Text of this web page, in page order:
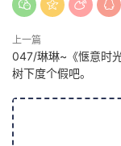
上一篇
047/琳琳~《惬意时
树下度个假吧。